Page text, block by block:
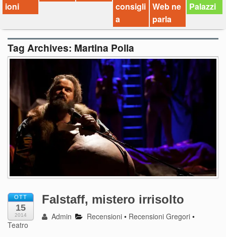
Chi siamo
Contatti
ioni
consigli
a
Web ne
parla
Palazzi
Tag Archives: Martina Polla
OTT
15
2014
Falstaff, mistero irrisolto
Admin Recensioni • Recensioni Gregori •
Teatro